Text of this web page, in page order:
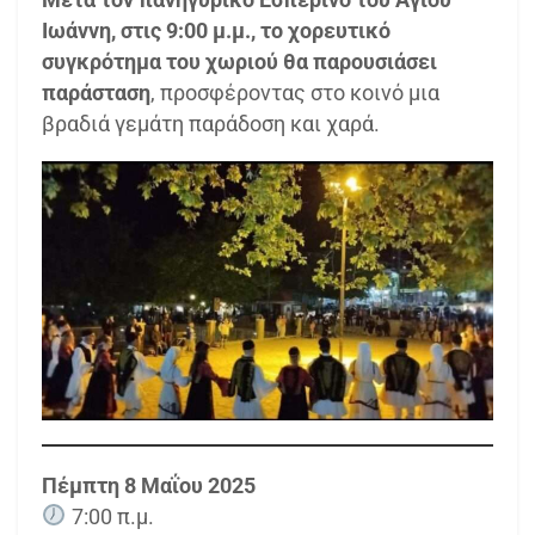
Ιωάννη, στις 9:00 μ.μ., το χορευτικό
συγκρότημα του χωριού θα παρουσιάσει
παράσταση, προσφέροντας στο κοινό μια
βραδιά γεμάτη παράδοση και χαρά.
Πέμπτη 8 Μαΐου 2025
7:00 π.μ.